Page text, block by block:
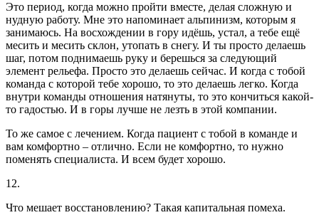
Это период, когда можно пройти вместе, делая сложную и
нудную работу. Мне это напоминает альпинизм, которым я
занимаюсь. На восхождении в гору идёшь, устал, а тебе ещё
месить и месить склон, утопать в снегу. И ты просто делаешь
шаг, потом поднимаешь руку и берешься за следующий
элемент рельефа. Просто это делаешь сейчас. И когда с тобой
команда с которой тебе хорошо, то это делаешь легко. Когда
внутри команды отношения натянуты, то это кончиться какой-
то гадостью. И в горы лучше не лезть в этой компании.
То же самое с лечением. Когда пациент с тобой в команде и
вам комфортно – отлично. Если не комфортно, то нужно
поменять специалиста. И всем будет хорошо.
12.
Что мешает восстановлению? Такая капитальная помеха.